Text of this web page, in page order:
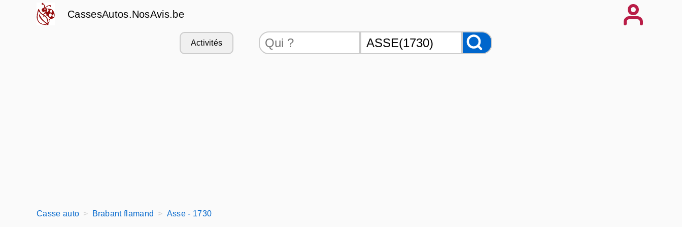
CassesAutos.NosAvis.be
Activités
Casse auto Brabant flamand Asse - 1730